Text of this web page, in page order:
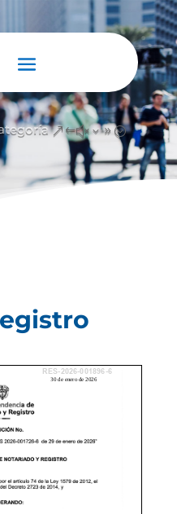
&#x39;